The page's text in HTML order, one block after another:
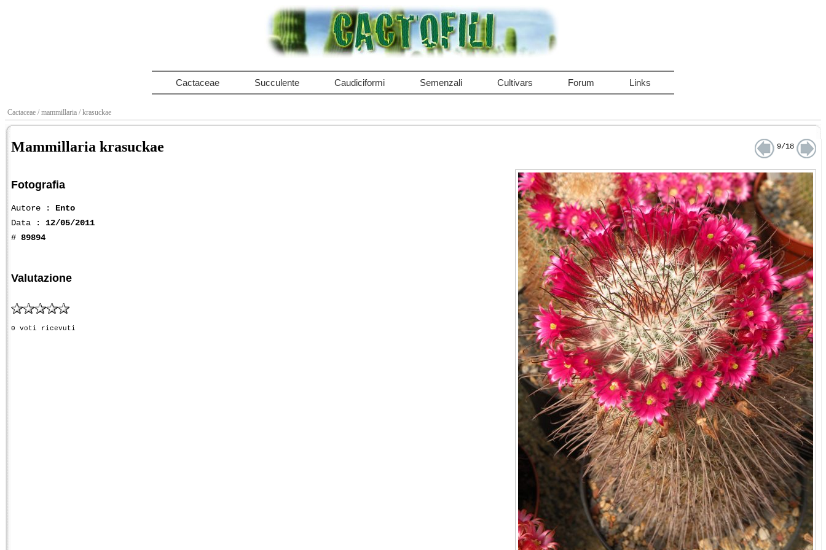
Cactaceae Succulente Caudiciformi Semenzali Cultivars Forum Links
Cactaceae / mammillaria / krasuckae
Mammillaria krasuckae 9/18
Fotografia
Autore : Ento
Data : 12/05/2011
# 89894
Valutazione
0 voti ricevuti